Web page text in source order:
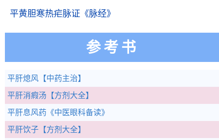
平黄胆寒热疟脉证 《脉经》
参考书
平肝熄风 【中药主治】
平肝消瘕汤 【方剂大全】
平肝息风药 《中医眼科备读》
平肝饮子 【方剂大全】